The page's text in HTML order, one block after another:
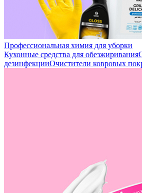
Профессиональная химия для уборки
Кухонные средства для обезжиривания
дезинфекцииОчистители ковровых